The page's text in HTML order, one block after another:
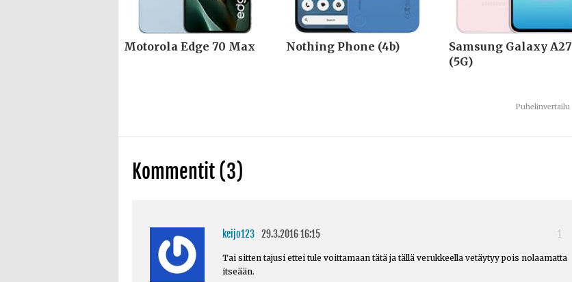
Motorola Edge 70 Max Nothing Phone (4b)
Samsung Galaxy A27
(5G)
Puhelinvertailu
Kommentit (3)
keijo123 29.3.2016 16:15 1
Tai sitten tajusi ettei tule voittamaan tätä ja tällä verukkeella vetäytyy pois nolaamatta
itseään.